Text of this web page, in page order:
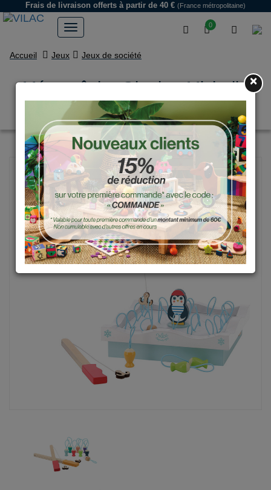
0
Frais de livraison offerts à partir de 40 € (France métropolitaine)
Accueil Jeux Jeux de société
Mémopêche Glagla - Michelle
Carlslund
×